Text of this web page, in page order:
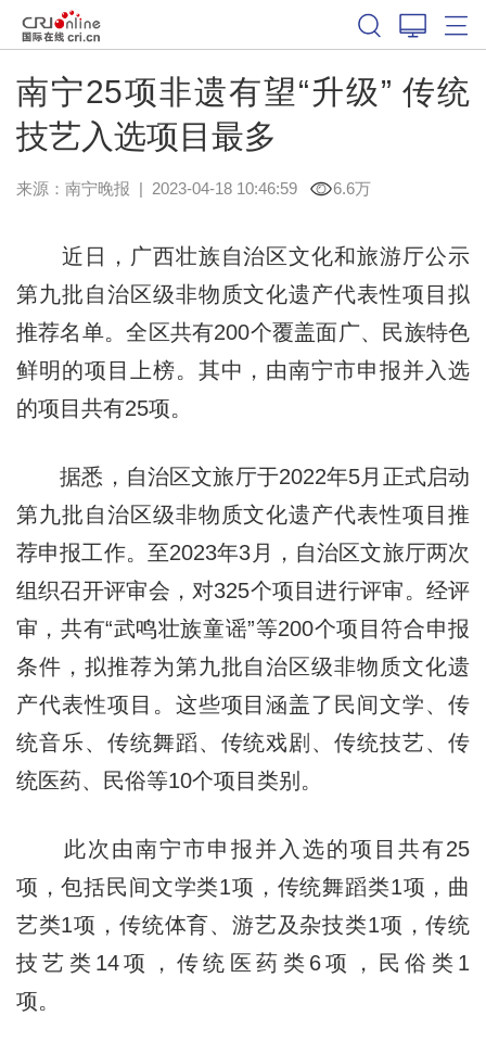
南宁25项非遗有望“升级” 传统
技艺入选项目最多
来源： 南宁晚报 | 2023-04-18 10:46:59 6.6万
近日，广西壮族自治区文化和旅游厅公示
第九批自治区级非物质文化遗产代表性项目拟
推荐名单。全区共有200个覆盖面广、民族特色
鲜明的项目上榜。其中，由南宁市申报并入选
的项目共有25项。
据悉，自治区文旅厅于2022年5月正式启动
第九批自治区级非物质文化遗产代表性项目推
荐申报工作。至2023年3月，自治区文旅厅两次
组织召开评审会，对325个项目进行评审。经评
审，共有“武鸣壮族童谣”等200个项目符合申报
条件，拟推荐为第九批自治区级非物质文化遗
产代表性项 目 。这些项目涵盖了民间文学、传
统音乐、传统舞蹈、传统戏剧、传统技艺、传
统医药、民俗等10个项目类别。
此次由南宁市申报并入选的项目共有25
项，包括民间文学类1项，传统舞蹈类1项，曲
艺类1项，传统体育、游艺及杂技类1项，传统
技艺类14项，传统医药类6项，民俗类1
项。